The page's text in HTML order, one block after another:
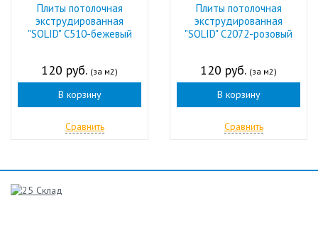
Плиты потолочная
экструдированная
"SOLID" С510-бежевый
120 руб. (за м2)
В корзину
Сравнить
Плиты потолочная
экструдированная
"SOLID" С2072-розовый
120 руб. (за м2)
В корзину
Сравнить